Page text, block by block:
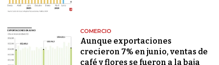
COMERCIO
Aunque exportaciones
crecieron 7% en junio, ventas de
café y flores se fueron a la baja